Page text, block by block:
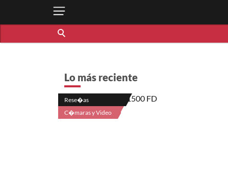
Lo más reciente
Rese�as
C�maras y Video